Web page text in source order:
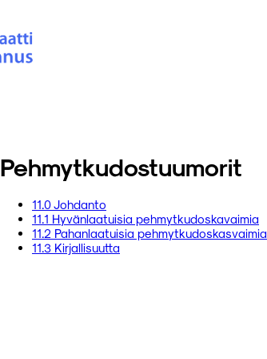
Pehmytkudostuumorit
11.0 Johdanto
11.1 Hyvänlaatuisia pehmytkudoskavaimia
11.2 Pahanlaatuisia pehmytkudoskasvaimia
11.3 Kirjallisuutta